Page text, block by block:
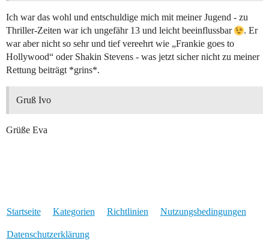
Ich war das wohl und entschuldige mich mit meiner Jugend - zu
Thriller-Zeiten war ich ungefähr 13 und leicht beeinflussbar
. Er
war aber nicht so sehr und tief vereehrt wie „Frankie goes to
Hollywood“ oder Shakin Stevens - was jetzt sicher nicht zu meiner
Rettung beiträgt *grins*.
Gruß Ivo
Grüße Eva
Startseite Kategorien Richtlinien Nutzungsbedingungen
Datenschutzerklärung